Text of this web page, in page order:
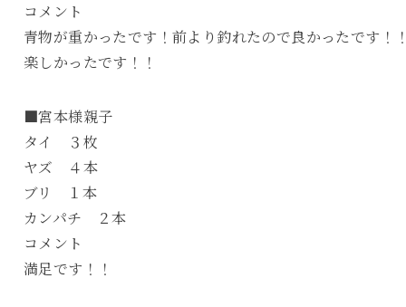
コメント
青物が重かったです！前より釣れたので良かったです！
楽しかったです！！
■宮本様親子
タイ ３枚
ヤズ ４本
ブリ １本
カンパチ ２本
コメント
満足です！！